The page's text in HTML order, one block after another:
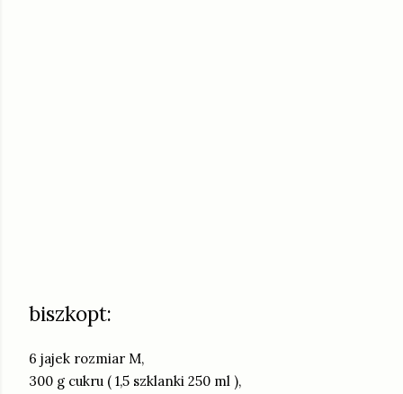
biszkopt:
6 jajek rozmiar M,
300 g cukru ( 1,5 szklanki 250 ml ),